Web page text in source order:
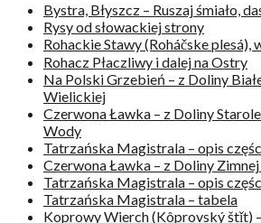
Bystra, Błyszcz – Ruszaj śmiało,
Rysy od słowackiej strony
Rohackie Stawy (Roháčske plesá),
Rohacz Płaczliwy i dalej na Ostry
Na Polski Grzebień – z Doliny
Wielickiej
Czerwona Ławka – z Doliny
Wody
Tatrzańska Magistrala – opis
Czerwona Ławka – z Doliny
Tatrzańska Magistrala – opis
Tatrzańska Magistrala – tabela
Koprowy Wierch (Kôprovský štǐt)